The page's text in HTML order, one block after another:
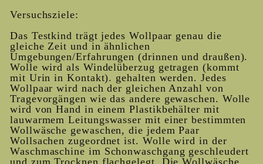
Versuchsziele:
Das Testkind trägt jedes Wollpaar genau die
gleiche Zeit und in ähnlichen
Umgebungen/Erfahrungen (drinnen und draußen).
Wolle wird als Windelüberzug getragen (kommt
mit Urin in Kontakt). gehalten werden. Jedes
Wollpaar wird nach der gleichen Anzahl von
Tragevorgängen wie das andere gewaschen. Wolle
wird von Hand in einem Plastikbehälter mit
lauwarmem Leitungswasser mit einer bestimmten
Wollwäsche gewaschen, die jedem Paar
Wollsachen zugeordnet ist. Wolle wird in der
Waschmaschine im Schonwaschgang geschleudert
und zum Trocknen flachgelegt. Die Wollwäsche